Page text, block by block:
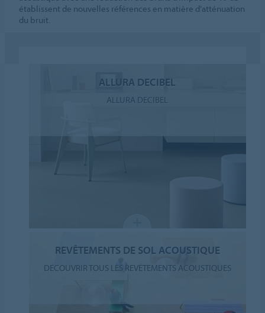
établissent de nouvelles références en matière d’atténuation
du bruit.
ALLURA DECIBEL
ALLURA DECIBEL
REVÊTEMENTS DE SOL ACOUSTIQUE
DÉCOUVRIR TOUS LES REVÊTEMENTS ACOUSTIQUES